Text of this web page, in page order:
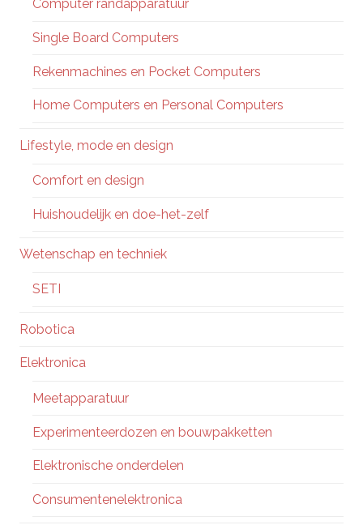
Computer randapparatuur
Single Board Computers
Rekenmachines en Pocket Computers
Home Computers en Personal Computers
Lifestyle, mode en design
Comfort en design
Huishoudelijk en doe-het-zelf
Wetenschap en techniek
SETI
Robotica
Elektronica
Meetapparatuur
Experimenteerdozen en bouwpakketten
Elektronische onderdelen
Consumentenelektronica